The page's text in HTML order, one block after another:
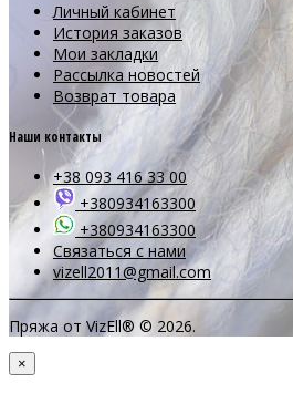
Личный кабинет
История заказов
Мои закладки
Рассылка новостей
Возврат товара
Наши контакты
+38 093 416 33 00
+380934163300
+380934163300
Связаться с нами
vizell2011@gmail.com
Пряжа от VizEll® © 2026.
×